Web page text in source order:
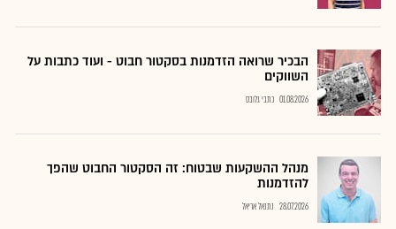
הבכיר שרואה הזדמנות בסקטור חבוט - ועוד כתבות על
השווקים
01.08.2026 כתבי גלובס
מנהל ההשקעות שבטוח: זה הסקטור החבוט שהפך
להזדמנות
28.07.2026 נתנאל אריאל